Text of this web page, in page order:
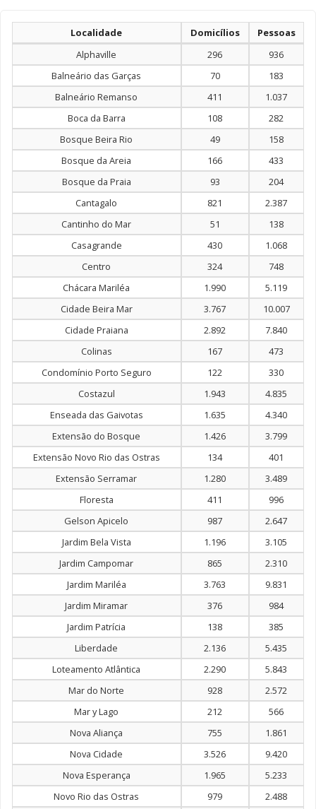
Localidade Domicílios
Pessoas
Alphaville
296
936
Balneário das Garças
70
183
Balneário Remanso
411
1.037
Boca da Barra
108
282
Bosque Beira Rio
49
158
Bosque da Areia
166
433
Bosque da Praia
93
204
Cantagalo
821
2.387
Cantinho do Mar
51
138
Casagrande
430
1.068
Centro
324
748
Chácara Mariléa
1.990
5.119
Cidade Beira Mar
3.767
10.007
Cidade Praiana
2.892
7.840
Colinas
167
473
Condomínio Porto Seguro
122
330
Costazul
1.943
4.835
Enseada das Gaivotas
1.635
4.340
Extensão do Bosque
1.426
3.799
Extensão Novo Rio das Ostras
134
401
Extensão Serramar
1.280
3.489
Floresta
411
996
Gelson Apicelo
987
2.647
Jardim Bela Vista
1.196
3.105
Jardim Campomar
865
2.310
Jardim Mariléa
3.763
9.831
Jardim Miramar
376
984
Jardim Patrícia
138
385
Liberdade
2.136
5.435
Loteamento Atlântica
2.290
5.843
Mar do Norte
928
2.572
Mar y Lago
212
566
Nova Aliança
755
1.861
Nova Cidade
3.526
9.420
Nova Esperança
1.965
5.233
Novo Rio das Ostras
979
2.488